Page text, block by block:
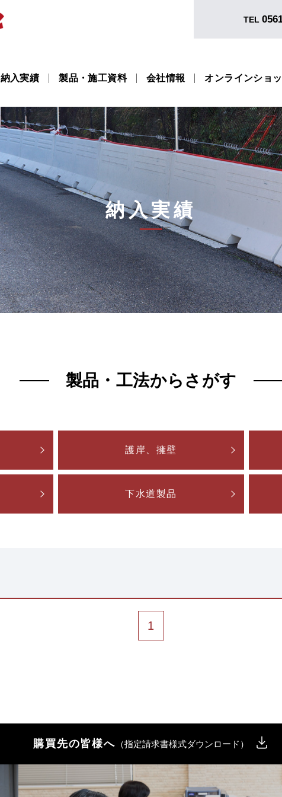
TEL
納入実績 製品・施工資料 会社情報 オンラインショ
納入実績
製品・工法からさがす
護岸、擁壁
下水道製品
1
購買先の皆様へ （指定請求書様式ダウンロード）